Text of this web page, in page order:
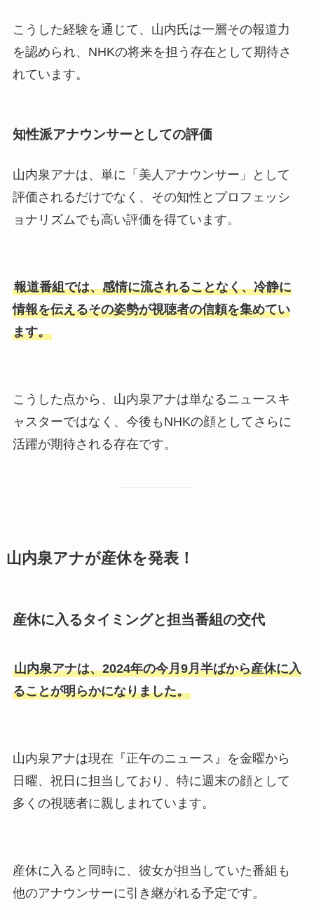
こうした経験を通じて、山内氏は一層その報道力
を認められ、NHKの将来を担う存在として期待さ
れています。
知性派アナウンサーとしての評価
山内泉アナは、単に「美人アナウンサー」として
評価されるだけでなく、その知性とプロフェッシ
ョナリズムでも高い評価を得ています。
報道番組では、感情に流されることなく、冷静に
情報を伝えるその姿勢が視聴者の信頼を集めてい
ます。
こうした点から、山内泉アナは単なるニュースキ
ャスターではなく、今後もNHKの顔としてさらに
活躍が期待される存在です。
山内泉アナが産休を発表！
産休に入るタイミングと担当番組の交代
山内泉アナは、2024年の今月9月半ばから産休に入
ることが明らかになりました。
山内泉アナは現在『正午のニュース』を金曜から
日曜、祝日に担当しており、特に週末の顔として
多くの視聴者に親しまれています。
産休に入ると同時に、彼女が担当していた番組も
他のアナウンサーに引き継がれる予定です。